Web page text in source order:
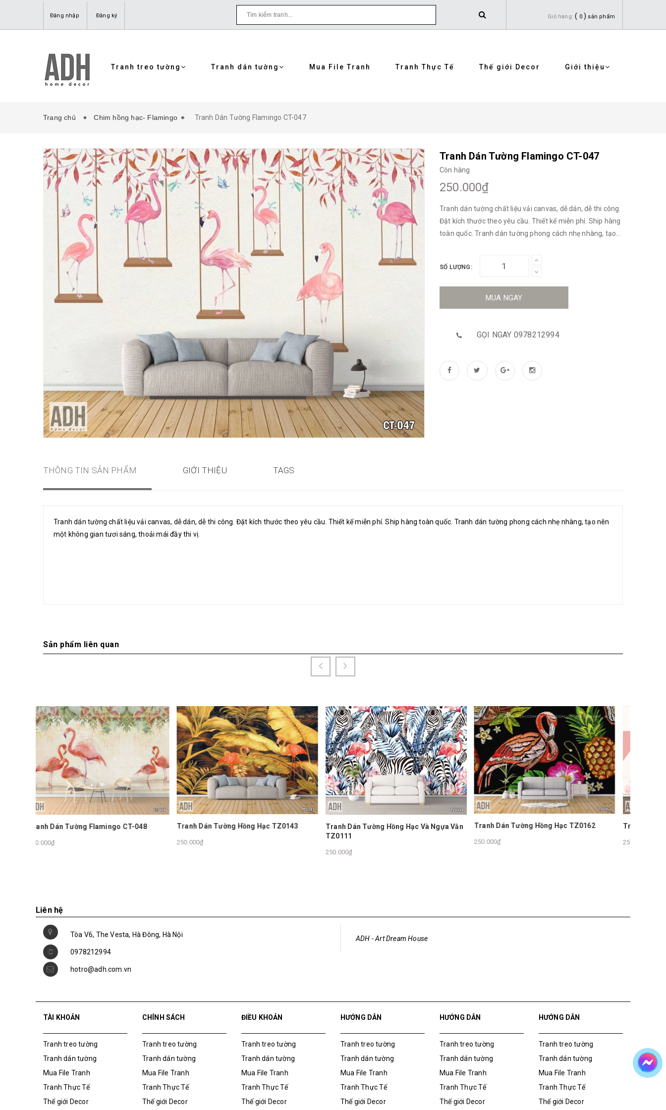
Đăng nhập Đăng ký Giỏ hàng: ( 0 ) sản phẩm
Tranh treo tường Tranh dán tường Mua File Tranh Tranh Thực Tế Thế giới Decor Giới thiệu
Trang chủ Chim hồng hạc- Flamingo Tranh Dán Tường Flamingo CT-047
Tranh Dán Tường Flamingo CT-047
Còn hàng
250.000₫
Tranh dán tường chất liệu vải canvas, dễ dán, dễ thi công.
Đặt kích thước theo yêu cầu. Thiết kế miễn phí. Ship hàng
toàn quốc. Tranh dán tường phong cách nhẹ nhàng, tạo
SỐ LƯỢNG:
MUA NGAY
GỌI NGAY 0978212994
THÔNG TIN SẢN PHẨM GIỚI THIỆU TAGS
Tranh dán tường chất liệu vải canvas, dễ dán, dễ thi công. Đặt kích thước theo yêu cầu. Thiết kế miễn phí. Ship hàng toàn quốc. Tranh dán tường phong cách nhẹ nhàng, tạo nên
một không gian tươi sáng, thoải mái đầy thi vị.
Sản phẩm liên quan
Tranh Dán Tường Hồng Hạc TZ0143
250.000₫
Tranh Dán Tường Hồng Hạc Và Ngựa Vằn
Tranh Dán Tường Hồng Hạc TZ0162 Tranh Dán Tường Hồng Hạc TZ0100
250.000₫
Liên hệ
Tòa V6, The Vesta, Hà Đông, Hà Nội
0978212994
hotro@adh.com.vn
ADH - Art Dream House
TÀI KHOẢN
Tranh treo tường
Tranh dán tường
Mua File Tranh
Tranh Thực Tế
Thế giới Decor
CHÍNH SÁCH
Tranh treo tường
Tranh dán tường
Mua File Tranh
Tranh Thực Tế
Thế giới Decor
ĐIỀU KHOẢN
Tranh treo tường
Tranh dán tường
Mua File Tranh
Tranh Thực Tế
Thế giới Decor
HƯỚNG DẪN
Tranh treo tường
Tranh dán tường
Mua File Tranh
Tranh Thực Tế
Thế giới Decor
HƯỚNG DẪN
Tranh treo tường
Tranh dán tường
Mua File Tranh
Tranh Thực Tế
Thế giới Decor
HƯỚNG DẪN
Tranh treo tường
Tranh dán tường
Mua File Tranh
Tranh Thực Tế
Thế giới Decor